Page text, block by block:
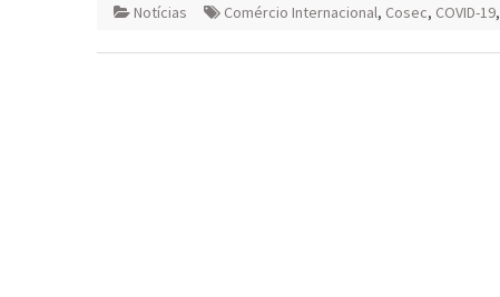
Notícias Comércio Internacional, Cosec, COVID-19,